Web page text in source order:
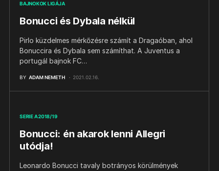
BAJNOKOK LIGÁJA
Bonucci és Dybala nélkül
Pirlo küzdelmes mérkőzésre számít a Dragaóban, ahol
Bonuccira és Dybala sem számíthat. A Juventus a
portugál bajnok FC…
BY ADAM NEMETH 2021.02.16.
SERIE A 2018/19
Bonucci: én akarok lenni Allegri
utódja!
Leonardo Bonucci tavaly botrányos körülmények